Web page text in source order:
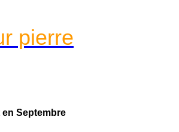
pierre
Septembre